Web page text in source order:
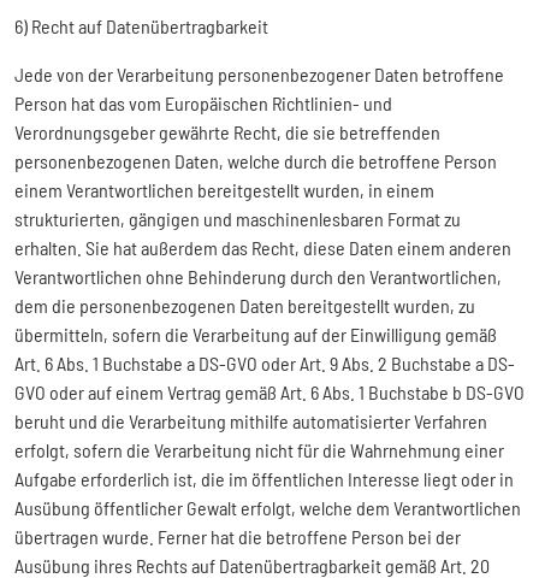
6) Recht auf Datenübertragbarkeit
Jede von der Verarbeitung personenbezogener Daten betroffene
Person hat das vom Europäischen Richtlinien- und
Verordnungsgeber gewährte Recht, die sie betreffenden
personenbezogenen Daten, welche durch die betroffene Person
einem Verantwortlichen bereitgestellt wurden, in einem
strukturierten, gängigen und maschinenlesbaren Format zu
erhalten. Sie hat außerdem das Recht, diese Daten einem anderen
Verantwortlichen ohne Behinderung durch den Verantwortlichen,
dem die personenbezogenen Daten bereitgestellt wurden, zu
übermitteln, sofern die Verarbeitung auf der Einwilligung gemäß
Art. 6 Abs. 1 Buchstabe a DS-GVO oder Art. 9 Abs. 2 Buchstabe a DS-
GVO oder auf einem Vertrag gemäß Art. 6 Abs. 1 Buchstabe b DS-GVO
beruht und die Verarbeitung mithilfe automatisierter Verfahren
erfolgt, sofern die Verarbeitung nicht für die Wahrnehmung einer
Aufgabe erforderlich ist, die im öffentlichen Interesse liegt oder in
Ausübung öffentlicher Gewalt erfolgt, welche dem Verantwortlichen
übertragen wurde. Ferner hat die betroffene Person bei der
Ausübung ihres Rechts auf Datenübertragbarkeit gemäß Art. 20